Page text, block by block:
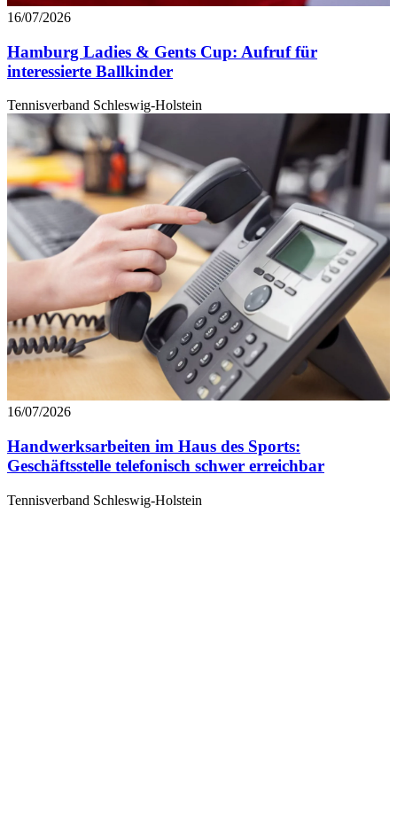
16/07/2026
Hamburg Ladies & Gents Cup: Aufruf für
interessierte Ballkinder
Tennisverband Schleswig-Holstein
16/07/2026
Handwerksarbeiten im Haus des Sports:
Geschäftsstelle telefonisch schwer erreichbar
Tennisverband Schleswig-Holstein